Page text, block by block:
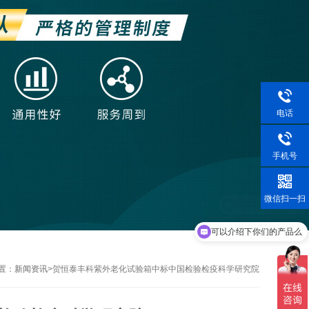
： 新闻资讯>贺恒泰丰科紫外老化试验箱中标中国检验检疫科学研究院
电话
手机号
微信扫一扫
可以介绍下你们的产品么